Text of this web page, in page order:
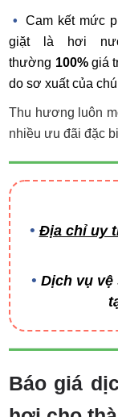
Cam kết mức
giặt là hơi
thường 100%giá
do sơ xuất của
Thu hương luôn
nhiều ưu đãi đặc
Địa chỉ uy
Dịch vụ vệ
Báo giá